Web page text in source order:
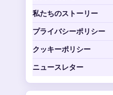
私たちのストーリー
プライバシーポリシー
クッキーポリシー
ニュースレター